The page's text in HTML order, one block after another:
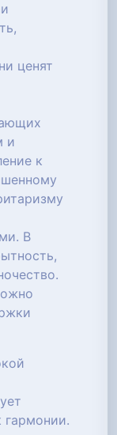
ценят
и
к
В
гармонии.